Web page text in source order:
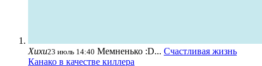
Хихи23 июль 14:40 Мемненько :D... Счастливая жизнь
Канако в качестве киллера